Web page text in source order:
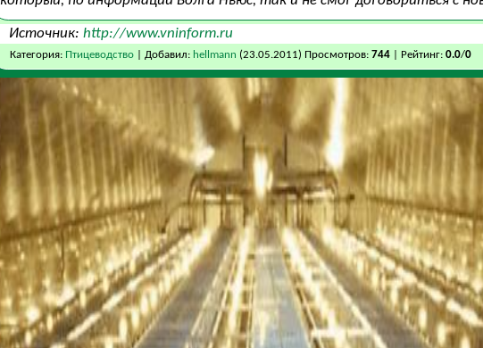
Источник: http://www.vninform.ru
Категория: Птицеводство| Добавил: hellmann (23.05.2011) Просмотров: 744| Рейтинг: 0.0/0